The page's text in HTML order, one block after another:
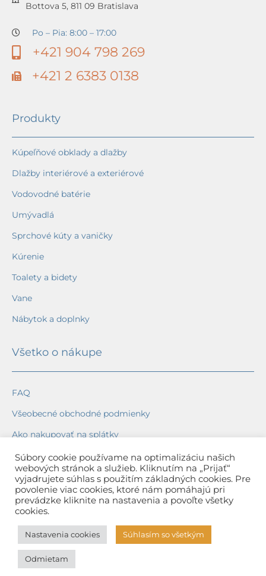
Bottova 5, 811 09 Bratislava
Po – Pia: 8:00 – 17:00
+421 904 798 269
+421 2 6383 0138
Produkty
Kúpeľňové obklady a dlažby
Dlažby interiérové a exteriérové
Vodovodné batérie
Umývadlá
Sprchové kúty a vaničky
Kúrenie
Toalety a bidety
Vane
Nábytok a doplnky
Všetko o nákupe
FAQ
Všeobecné obchodné podmienky
Ako nakupovať na splátky
Ochrana osobných údajov
Reklamačný poriadok
Spôsob a cena dopravy
Spôsob platby
Záruka na tovar
Súbory cookie používame na optimalizáciu našich
webových stránok a služieb. Kliknutím na „Prijať“
vyjadrujete súhlas s použitím základných cookies. Pre
povolenie viac cookies, ktoré nám pomáhajú pri
prevádzke kliknite na nastavenia a povoľte všetky
cookies.
Nastavenia cookies Súhlasím so všetkým
Odmietam